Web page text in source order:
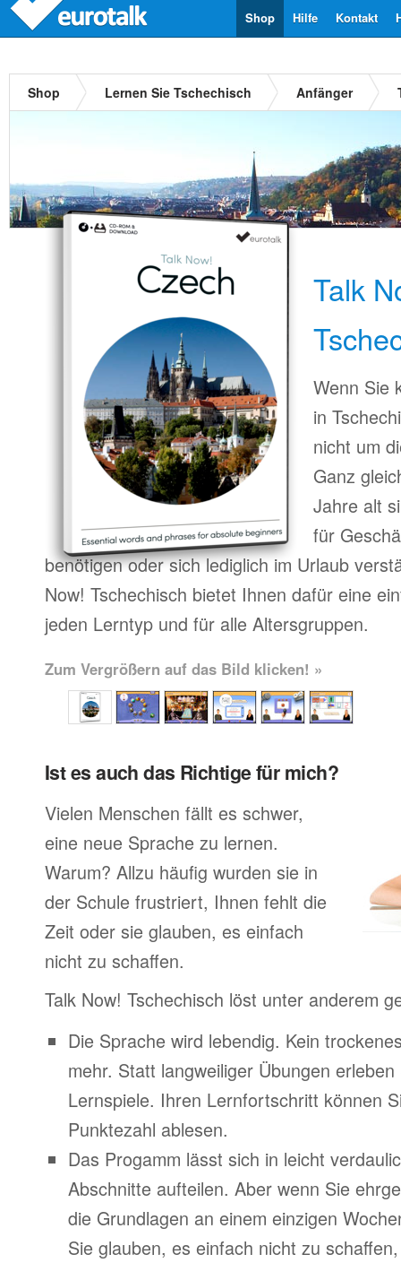
Kontakt
Hilfe
Shop
Shop Lernen Sie Tschechisch Anfänger
Talk
Wenn Sie
in
nicht um
Ganz
Jahre alt
für
benötigen oder sich lediglich im Urlaub
Now! Tschechisch bietet Ihnen dafür eine
jeden Lerntyp und für alle Altersgruppen.
Zum Vergrößern auf das Bild klicken! »
Ist es auch das Richtige für mich?
Vielen Menschen fällt es schwer,
eine neue Sprache zu lernen.
Warum? Allzu häufig wurden sie in
der Schule frustriert, Ihnen fehlt die
Zeit oder sie glauben, es einfach
nicht zu schaffen.
Talk Now! Tschechisch löst unter anderem
Die Sprache wird lebendig. Kein
mehr. Statt langweiliger Übungen
Lernspiele. Ihren Lernfortschritt können
Punktezahl ablesen.
Das Progamm lässt sich in leicht
Abschnitte aufteilen. Aber wenn Sie
die Grundlagen an einem einzigen
Sie glauben, es einfach nicht zu